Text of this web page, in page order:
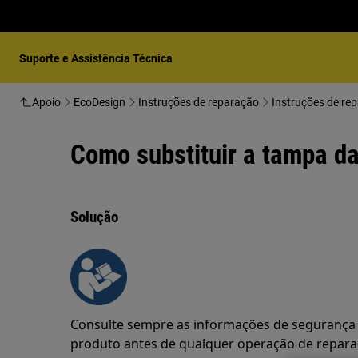
Suporte e Assistência Técnica
Apoio EcoDesign Instruções de reparação Instruções de
Como substituir a tampa
Solução
Consulte sempre as informações de
produto antes de qualquer operação de